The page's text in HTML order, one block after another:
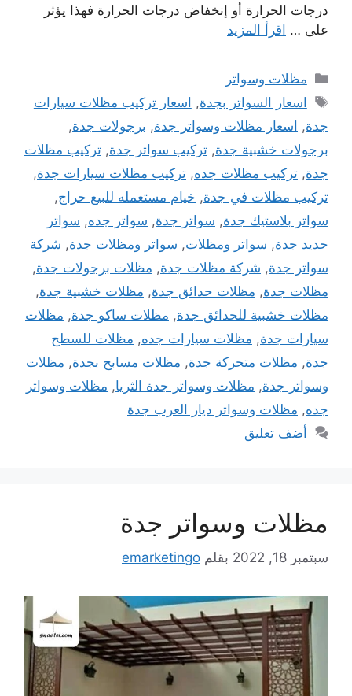
درجات الحرارة أو إنخفاض درجات الحرارة فهذا يؤثر
على … اقرأ المزيد
التصنيفات
مظلات وسواتر
الوسوم
اسعار السواتر بجدة, اسعار تركيب مظلات سيارات
جدة, اسعار مظلات وسواتر جدة, برجولات جدة,
برجولات خشبية جدة, تركيب سواتر جدة, تركيب مظلات
جدة, تركيب مظلات جده, تركيب مظلات سيارات جدة,
تركيب مظلات في جدة, خيام مستعمله للبيع حراج,
سواتر بلاستيك جدة, سواتر جدة, سواتر جده, سواتر
حديد جدة, سواتر ومظلات, سواتر ومظلات جدة, شركة
سواتر جدة, شركة مظلات جدة, مظلات برجولات جدة,
مظلات جدة, مظلات حدائق جدة, مظلات خشبية جدة,
مظلات خشبية للحدائق جدة, مظلات ساكو جدة, مظلات
سيارات جدة, مظلات سيارات جده, مظلات للسطح
جدة, مظلات متحركة جدة, مظلات مسابح بجدة, مظلات
وسواتر جدة, مظلات وسواتر جدة الثريا, مظلات وسواتر
جده, مظلات وسواتر ديار العرب جدة
أضف تعليق
مظلات وسواتر جدة
سبتمبر 18, 2022 بقلم emarketingo